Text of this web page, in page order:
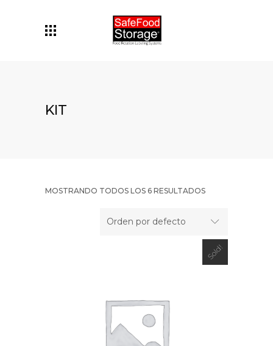
KIT
MOSTRANDO TODOS LOS 6 RESULTADOS
Orden por defecto
Sold!
VIEW PRODUCT